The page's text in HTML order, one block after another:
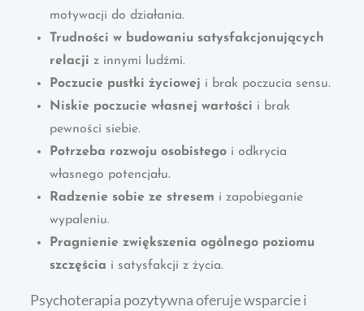
motywacji do działania.
Trudności w budowaniu satysfakcjonujących
relacji z innymi ludźmi.
Poczucie pustki życiowej i brak poczucia sensu.
Niskie poczucie własnej wartości i brak
pewności siebie.
Potrzeba rozwoju osobistego i odkrycia
własnego potencjału.
Radzenie sobie ze stresem i zapobieganie
wypaleniu.
Pragnienie zwiększenia ogólnego poziomu
szczęścia i satysfakcji z życia.
Psychoterapia pozytywna oferuje wsparcie i